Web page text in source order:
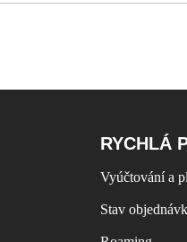
RYCHLÁ
Vyúčtování a
Stav